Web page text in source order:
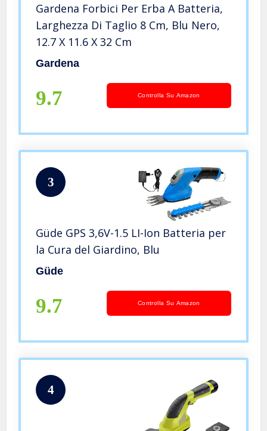
Gardena Forbici Per Erba A Batteria,
Larghezza Di Taglio 8 Cm, Blu Nero,
‎12.7 X 11.6 X 32 Cm
Gardena
9.7 Controlla Su Amazon
3
Güde GPS 3,6V-1.5 LI-Ion Batteria per
la Cura del Giardino, Blu
Güde
9.7 Controlla Su Amazon
4